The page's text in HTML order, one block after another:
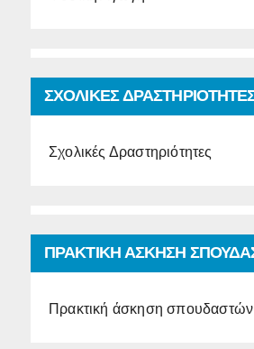
ΣΧΟΛΙΚΕΣ
Σχολικές Δραστηριότητες
ΠΡΑΚΤΙΚΗ ΑΣΚΗΣΗ
Πρακτική άσκηση σπουδαστών